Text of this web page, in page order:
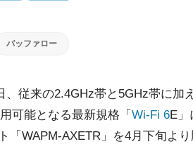
バッファロー
、従来の2.4GHz帯と5GHz帯に加
可能となる最新規格「 Wi-Fi 6E」
「WAPM-AXETR」を4月下旬よ